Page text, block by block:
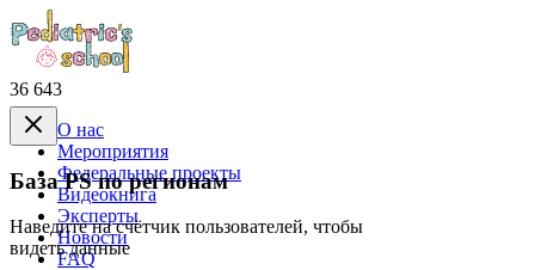
36 643
База PS по регионам
Наведите на счётчик пользователей, чтобы
видеть данные
О нас
Mероприятия
Федеральные проекты
Видеокнига
Эксперты
Новости
FAQ